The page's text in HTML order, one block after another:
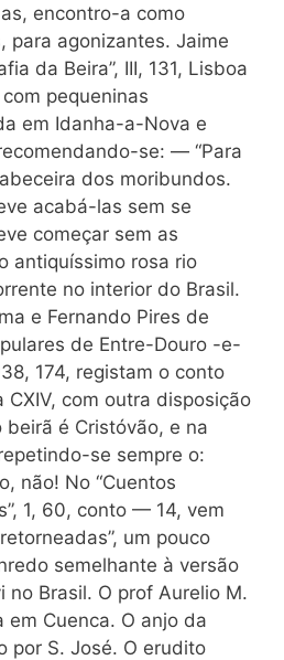
encontro-a como
para agonizantes. Jaime
da Beira”, III, 131, Lisboa
pequeninas
em Idanha-a-Nova e
se: — “Para
dos moribundos.
acabá-las sem se
começar sem as
antiquíssimo rosa rio
no interior do Brasil.
e Fernando Pires de
de Entre-Douro -e-
174, registam o conto
CXIV, com outra disposição
é Cristóvão, e na
se sempre o:
não! No “Cuentos
1, 60, conto — 14, vem
um pouco
semelhante à versão
no Brasil. O prof Aurelio M.
em Cuenca. O anjo da
por S. José. O erudito